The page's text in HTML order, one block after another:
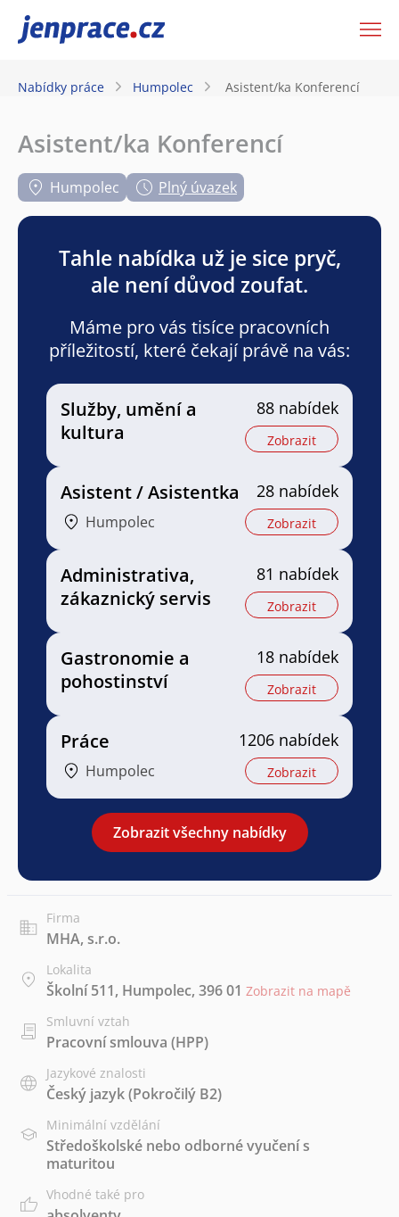
JenPráce.cz
Nabídky práce Humpolec Asistent/ka Konferencí
Asistent/ka Konferencí
Humpolec Plný úvazek
Tahle nabídka už je sice pryč,
ale není důvod zoufat.
Máme pro vás tisíce pracovních
příležitostí, které čekají právě na vás:
Služby, umění a
kultura
88 nabídek
Zobrazit
Asistent / Asistentka
Humpolec
28 nabídek
Zobrazit
Administrativa,
zákaznický servis
81 nabídek
Zobrazit
Gastronomie a
pohostinství
18 nabídek
Zobrazit
Práce
Humpolec
1206 nabídek
Zobrazit
Zobrazit všechny nabídky
Firma
MHA, s.r.o.
Lokalita
Školní 511, Humpolec, 396 01 Zobrazit na mapě
Smluvní vztah
Pracovní smlouva (HPP)
Jazykové znalosti
Český jazyk(Pokročilý B2)
Minimální vzdělání
Středoškolské nebo odborné vyučení s
maturitou
Vhodné také pro